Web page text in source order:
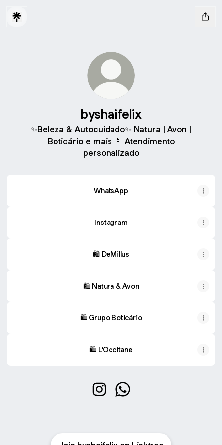
byshaifelix
✨Beleza & Autocuidado✨ Natura | Avon |
Boticário e mais 📱 Atendimento
personalizado
WhatsApp
Instagram
🛍️ DeMillus
🛍️ Natura & Avon
🛍️ Grupo Boticário
🛍️ L’Occitane